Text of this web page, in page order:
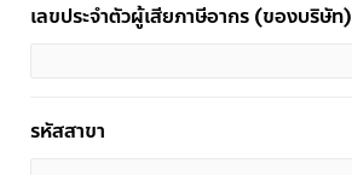
เลขประจำตัวผู้เสียภาษีอากร (ของบริษัท)
รหัสสาขา